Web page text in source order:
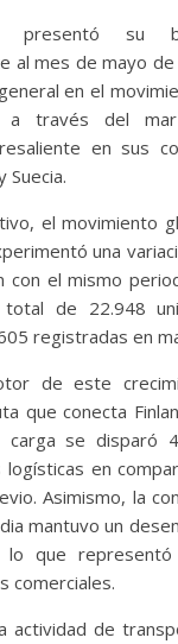
presentó su
al mes de mayo
en el
a través del
en sus
Suecia.
el movimiento
una
con el mismo
total de 22.948
registradas en
de este
que conecta
se disparó
logísticas en
Asimismo, la
mantuvo un
lo que
comerciales.
actividad de